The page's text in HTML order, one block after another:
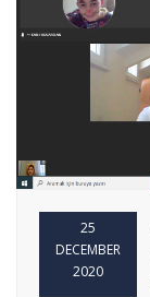
25
DECEMBER
2020